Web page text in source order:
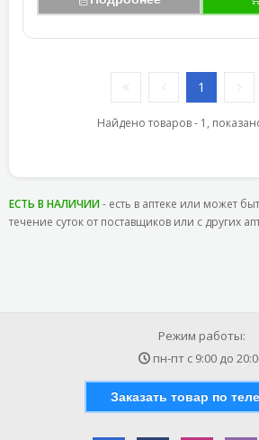
1
Найдено товаров - 1,
ЕСТЬ В НАЛИЧИИ- есть в аптеке или может
течение суток от поставщиков или с других
Режим работы:
пн-пт с 9:00 до
Заказать товар по